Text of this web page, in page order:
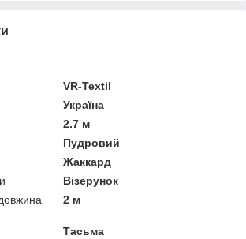
VR-Textil
Україна
2.7 м
Пудровий
Жаккард
Візерунок
2 м
Тасьма